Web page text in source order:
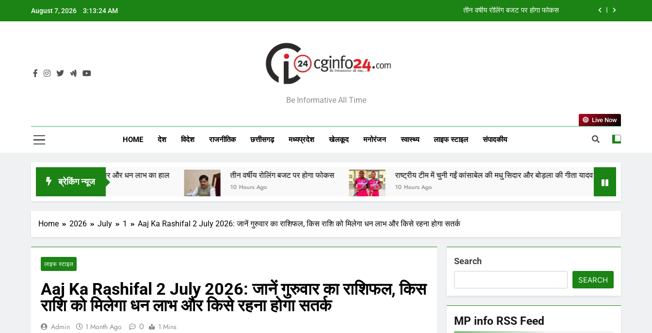
August 7, 2026 3:13:25 AM राष्ट्रीय टीम में चुनी गईं कांसाबेल की मधु सिदार और बोड़ला की गीता यादव खेलो इंडिया एक्सीलेंस सेंटर, बिलासपुर में ले रहीं प्रशिक्षण
आज का राशिफल 7 अगस्त 2026: इन राशियों की चमकेगी किस्मत, जानें करियर, कारोबार और धन लाभ का हाल
राष्ट्रीय टीम में चुनी गईं कांसाबेल की मधु सिदार और बोड़ला की गीता यादव खेलो इंडिया एक्सीलेंस सेंटर, बिलासपुर में ले रहीं प्रशिक्षण
Be Informative All Time
HOME देश विदेश राजनीतिक छत्तीसगढ़ मध्‍यप्रदेश खेलकूद मनोरंजन स्‍वास्‍थ्‍य लाइफ स्टाइल संपादकीय
Live Now
ब्रेकिंग न्यूज
करियर, कारोबार और धन लाभ का हाल तीन वर्षीय रोलिंग बजट पर होगा फोकस
10 Hours Ago
राष्ट्रीय टीम में चुनी गईं कांसाबेल की मधु सिदार और बोड़ला की गीता यादव खेलो इंडिया एक्सीलेंस सेंटर, बिलासपुर
10 Hours Ago
Home 2026 July 1 Aaj Ka Rashifal 2 July 2026: जानें गुरुवार का राशिफल, किस राशि को मिलेगा धन लाभ और किसे रहना होगा सतर्क
लाइफ स्टाइल
Aaj Ka Rashifal 2 July 2026: जानें गुरुवार का राशिफल, किस
राशि को मिलेगा धन लाभ और किसे रहना होगा सतर्क
Admin 1 Month Ago 0 1 Mins
Search
SEARCH
MP info RSS Feed